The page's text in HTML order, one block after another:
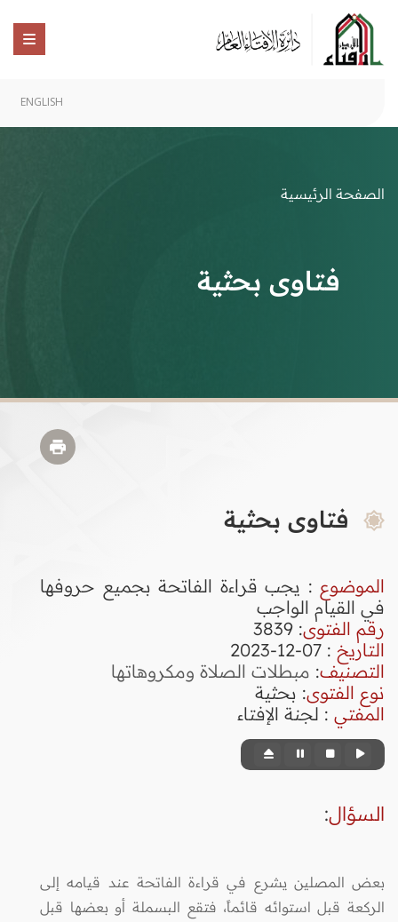
ENGLISH
الصفحة الرئيسية
فتاوى بحثية
فتاوى بحثية
الموضوع : يجب قراءة الفاتحة بجميع حروفها
في القيام الواجب
رقم الفتوى:
3839
التاريخ : 07-12-2023
التصنيف: مبطلات الصلاة ومكروهاتها
نوع الفتوى: بحثية
المفتي : لجنة الإفتاء
السؤال:
بعض المصلين يشرع في قراءة الفاتحة عند قيامه إلى
الركعة قبل استوائه قائماً، فتقع البسملة أو بعضها قبل